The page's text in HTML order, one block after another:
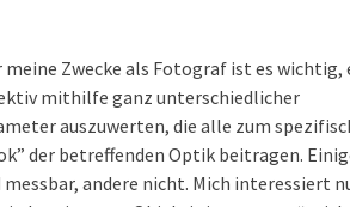
meine Zwecke als Fotograf ist es wichtig,
mithilfe ganz unterschiedlicher
auszuwerten, die alle zum
der betreffenden Optik beitragen.
messbar, andere nicht. Mich interessiert